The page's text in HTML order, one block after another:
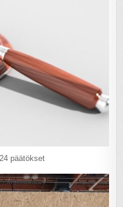
päätökset